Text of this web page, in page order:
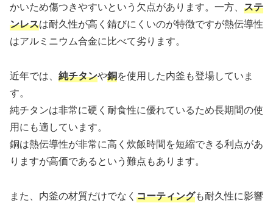
かいため傷つきやすいという欠点があります。一方、 ステ
ンレスは耐久性が高く錆びにくいのが特徴ですが熱伝導性
はアルミニウム合金に比べて劣ります。
近年では、 純チタンや銅を使用した内釜も登場していま
す。
純チタンは非常に硬く耐食性に優れているため長期間の使
用にも適しています。
銅は熱伝導性が非常に高く炊飯時間を短縮できる利点があ
りますが高価であるという難点もあります。
また、内釜の材質だけでなく コーティングも耐久性に影響